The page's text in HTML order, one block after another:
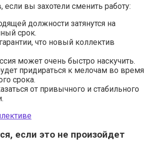
вы захотели сменить работу:
должности затянутся на
срок.
что новый коллектив
может очень быстро наскучить.
придираться к мелочам во время
срока.
от привычного и стабильного
если это не произойдет